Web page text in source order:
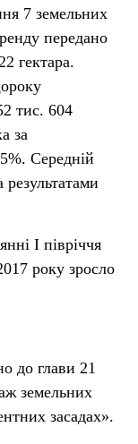
7 земельних
передано
гектара.
тис. 604
за
Середній
результатами
І півріччя
року зросло
до глави 21
земельних
засадах».